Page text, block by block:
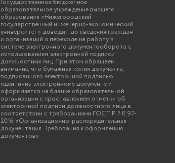
Государственное бюджетное
образовательное учреждение высшего
образования «Нижегородский
государственный инженерно-экономический
университет» доводит до сведения граждан
и организаций о переходе на работу в
системе электронного документооборота с
использованием электронной подписи
должностных лиц. При этом обращаем
внимание, что бумажная копия документа,
подписанного электронной подписью,
идентична электронному документу и
оформляется на бланке образовательной
организации с проставлением отметки об
электронной подписи должностного лица в
соответствии с требованиями ГОСТ Р 7.0.97-
2016 «Организационно-распорядительная
документация. Требования к оформлению
документов»